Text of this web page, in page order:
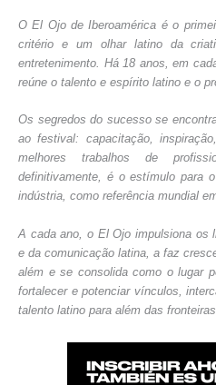
O El Ojo de Iberoamérica é o
critério e um olhar latino da
entretenimento. Há 18 anos, em
reúne o talento e espírito latino e o
Os segredos do sucesso se
ao festival: capacitação,
melhores trabalhos de
definitivamente, é o estímulo para
indústria, como referência mundial
A cada ano, o El Ojo impulsiona os
e da comunicação latina, a faz
além e se consolida como o lugar
fortalecer e potenciar vínculos,
talento latino para além das fronteiras